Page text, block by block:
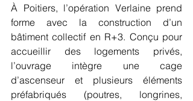
À Poitiers, l’opération Verlaine prend
forme avec la construction d’un
bâtiment collectif en R+3. Conçu pour
accueillir des logements privés,
l’ouvrage intègre une cage
d’ascenseur et plusieurs éléments
préfabriqués (poutres, longrines,